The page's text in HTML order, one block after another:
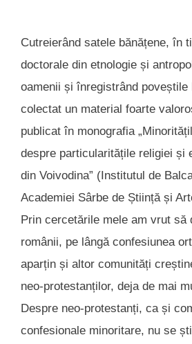
Cutreierând satele bănățene, în
doctorale din etnologie și
oamenii și înregistrând poveștile
colectat un material foarte
publicat în monografia
despre particularitățile religiei și
din Voivodina” (Institutul de
Academiei Sârbe de Știință și
Prin cercetările mele am vrut să
românii, pe lângă confesiunea
aparțin și altor comunități
neo-protestanților, deja de mai
Despre neo-protestanți, ca și
confesionale minoritare, nu se